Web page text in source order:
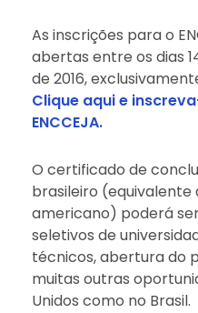
As inscrições para o
abertas entre os dias
de 2016,
Clique aqui e
ENCCEJA.
O certificado de
brasileiro
americano) poderá
seletivos de
técnicos, abertura do
muitas outras
Unidos como no Brasil.